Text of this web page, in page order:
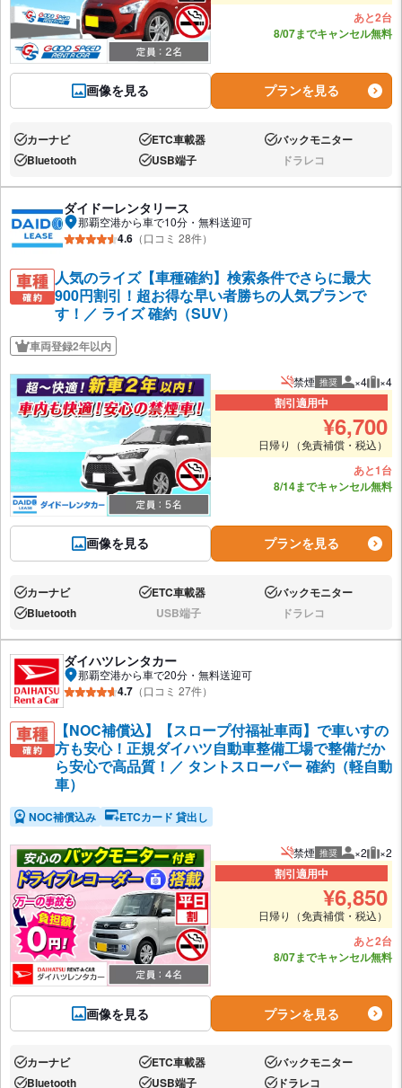
画像を見る
あと2台
8/07までキャンセル無料
プランを見る
あり:カーナビ あり:ETC車載器 あり:バックモニター
あり:Bluetooth あり:USB端子 なし:ドラレコ
ダイドーレンタリース
那覇空港から車で10分・無料送迎可
4.6 （口コミ 28件）
人気のライズ【車種確約】検索条件でさらに最大
900円割引！超お得な早い者勝ちの人気プランで
す！／ ライズ 確約（SUV）
車両登録2年以内
画像を見る
禁煙 推奨 推奨人数
×4 推
×4
割引適用中
¥6,700
日帰り（免責補償・税込）
あと1台
8/14までキャンセル無料
プランを見る
あり:カーナビ あり:ETC車載器 あり:バックモニター
あり:Bluetooth なし:USB端子 なし:ドラレコ
ダイハツレンタカー
那覇空港から車で20分・無料送迎可
4.7 （口コミ 27件）
【NOC補償込】【スロープ付福祉車両】で車いすの
方も安心！正規ダイハツ自動車整備工場で整備だか
ら安心で高品質！／ タントスローパー 確約（軽自動
車）
NOC補償込み ETCカード 貸出し
画像を見る
禁煙 推奨 推奨人数
×2 推
×2
割引適用中
¥6,850
日帰り（免責補償・税込）
あと2台
8/07までキャンセル無料
プランを見る
あり:カーナビ あり:ETC車載器 あり:バックモニター
Bluetooth USB端子 ドラレコ